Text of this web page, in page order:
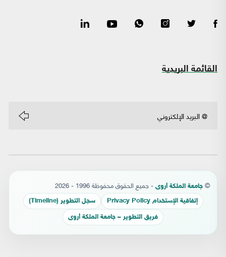
القائمة البريدية
© جامعة الملكة أروى - جميع الحقوق محفوظة 1996 - 2026
إتفاقية الإستخدام Privacy Policy سجل التطوير (Timeline)
فريق التطوير – جامعة الملكة أروى